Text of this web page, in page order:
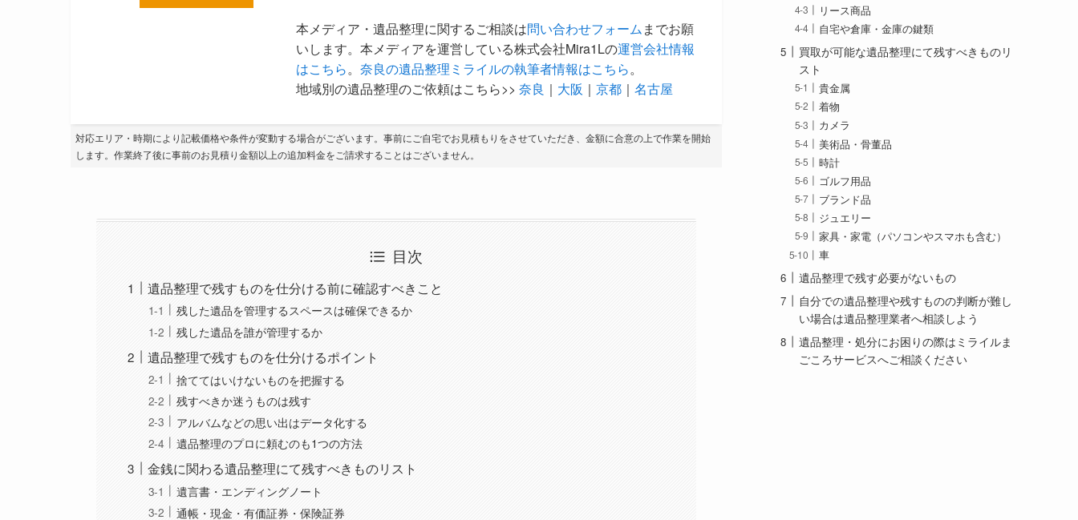
本メディア・遺品整理に関するご相談は問い合わせフォームまでお願
いします。本メディアを運営している株式会社Mira1Lの運営会社情報
はこちら。奈良の遺品整理ミライルの執筆者情報はこちら。
地域別の遺品整理のご依頼はこちら>>奈良 ｜ 大阪 ｜京都 ｜名古屋
対応エリア・時期により記載価格や条件が変動する場合がございます。事前にご自宅でお見積もりをさせていただき、金額に合意の上で作業を開始
します。作業終了後に事前のお見積り金額以上の追加料金をご請求することはございません。
目次
遺品整理で残すものを仕分ける前に確認すべきこと
残した遺品を管理するスペースは確保できるか
残した遺品を誰が管理するか
遺品整理で残すものを仕分けるポイント
捨ててはいけないものを把握する
残すべきか迷うものは残す
アルバムなどの思い出はデータ化する
遺品整理のプロに頼むのも1つの方法
金銭に関わる遺品整理にて残すべきものリスト
遺言書・エンディングノート
通帳・現金・有価証券・保険証券
リース商品
自宅や倉庫・金庫の鍵類
買取が可能な遺品整理にて残すべきものリ
スト
貴金属
着物
カメラ
美術品・骨董品
時計
ゴルフ用品
ブランド品
ジュエリー
家具・家電（パソコンやスマホも含む）
車
遺品整理で残す必要がないもの
自分での遺品整理や残すものの判断が難し
い場合は遺品整理業者へ相談しよう
遺品整理・処分にお困りの際はミライルま
ごころサービスへご相談ください